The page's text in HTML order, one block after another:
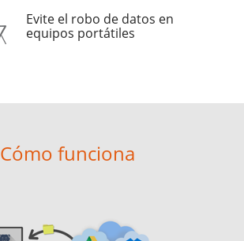
Evite el robo de datos en
equipos portátiles
Cómo funciona